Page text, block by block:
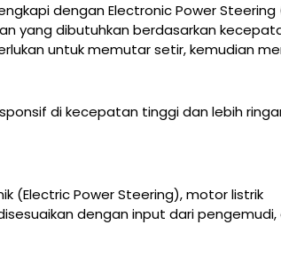
dengan Electronic Power Steering
yang dibutuhkan berdasarkan
untuk memutar setir, kemudian
di kecepatan tinggi dan lebih
(Electric Power Steering), motor listrik
dengan input dari